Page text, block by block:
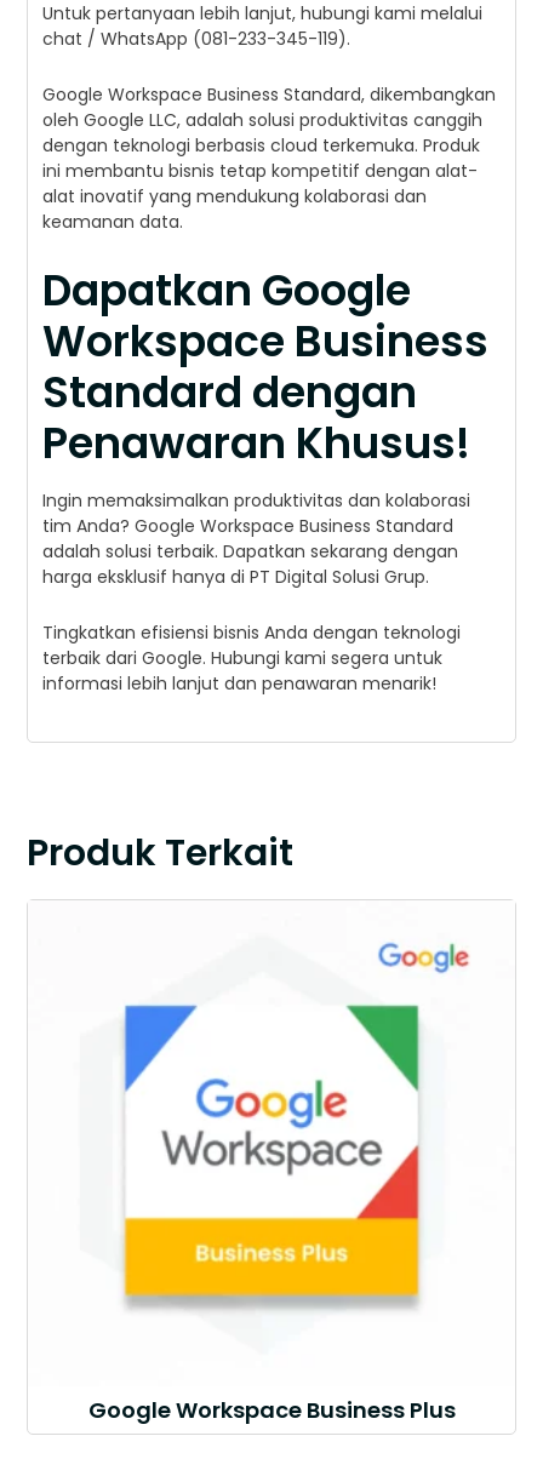
Untuk pertanyaan lebih lanjut, hubungi kami melalui
chat / WhatsApp (081-233-345-119).
Google Workspace Business Standard, dikembangkan
oleh Google LLC, adalah solusi produktivitas canggih
dengan teknologi berbasis cloud terkemuka. Produk
ini membantu bisnis tetap kompetitif dengan alat-
alat inovatif yang mendukung kolaborasi dan
keamanan data.
Dapatkan Google
Workspace Business
Standard dengan
Penawaran Khusus!
Ingin memaksimalkan produktivitas dan kolaborasi
tim Anda? Google Workspace Business Standard
adalah solusi terbaik. Dapatkan sekarang dengan
harga eksklusif hanya di PT Digital Solusi Grup.
Tingkatkan efisiensi bisnis Anda dengan teknologi
terbaik dari Google. Hubungi kami segera untuk
informasi lebih lanjut dan penawaran menarik!
Produk Terkait
Google Workspace Business Plus